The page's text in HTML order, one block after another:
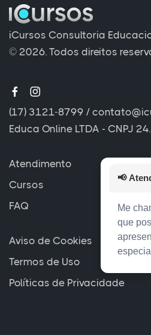
iCursos Consultoria
© 2026. Todos direitos
(17) 3121-8799 /
Educa Online LTDA - CNPJ
Atendimento
Cursos
FAQ
Aviso de Cookies
Termos de Uso
Políticas de Privacidade
📢
Me
que